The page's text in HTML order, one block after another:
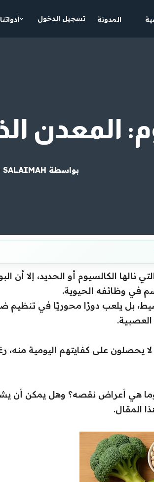
المدونة تسجيل الدخول أدواتنا
المعدن
بواسطة SALAIMAH
الكالسيوم أو الحديد، إلا أن
في وظائفه الحيوية.
بل يلعب دورًا محوريًا في تنظيم
على كفايتهم اليومية منه،
وما هي أعراض نقصه؟ وهل يمكن أن
المقال.